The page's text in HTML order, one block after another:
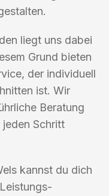
liegt uns dabei
Grund bieten
der individuell
ist. Wir
Beratung
jeden Schritt
kannst du dich